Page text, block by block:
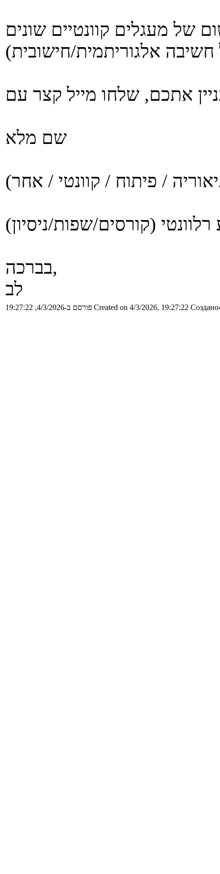
של מעגלים קוונטיים שונים
שם מלא
/ פיתוח / קוונטי / אחר)
(קורסים/שפות/ניסיון)
בברכה,
לב
פורסם ב-4/3/2026, 19:27:22 Created on 4/3/2026, 19:27:22